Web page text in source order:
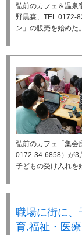
弘前のカフェ＆温泉
野黒森、TEL 0172-
ン」の販売を始めた。
弘前のカフェ「集会
0172-34-6858）が3
子どもの受け入れを
職場に街に、
育,福祉・医